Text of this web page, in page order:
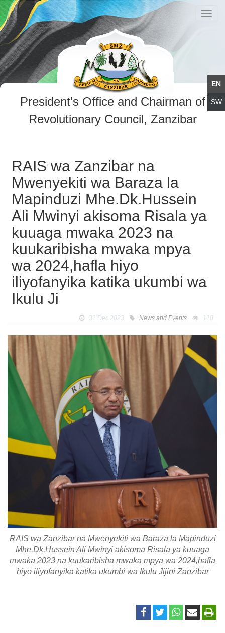
President's Office and Chairman of
Revolutionary Council, Zanzibar
RAIS wa Zanzibar na
Mwenyekiti wa Baraza la
Mapinduzi Mhe.Dk.Hussein
Ali Mwinyi akisoma Risala ya
kuuaga mwaka 2023 na
kuukaribisha mwaka mpya
wa 2024,hafla hiyo
iliyofanyika katika ukumbi wa
Ikulu Ji
31 Dec 2023 News and Events 118
RAIS wa Zanzibar na Mwenyekiti wa Baraza la Mapinduzi
Mhe.Dk.Hussein Ali Mwinyi akisoma Risala ya kuuaga
mwaka 2023 na kuukaribisha mwaka mpya wa 2024,hafla
hiyo iliyofanyika katika ukumbi wa Ikulu Jijini Zanzibar